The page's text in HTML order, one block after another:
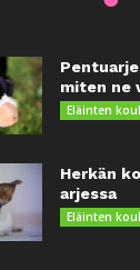
miten ne
Eläinten
Herkän
arjessa
Eläinten